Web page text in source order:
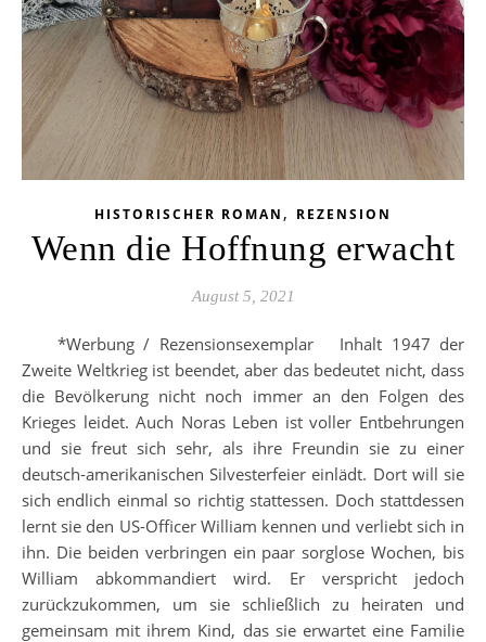
HISTORISCHER ROMAN , REZENSION
Wenn die Hoffnung erwacht
August 5, 2021
*Werbung / Rezensionsexemplar Inhalt 1947 der
Zweite Weltkrieg ist beendet, aber das bedeutet nicht, dass
die Bevölkerung nicht noch immer an den Folgen des
Krieges leidet. Auch Noras Leben ist voller Entbehrungen
und sie freut sich sehr, als ihre Freundin sie zu einer
deutsch-amerikanischen Silvesterfeier einlädt. Dort will sie
sich endlich einmal so richtig stattessen. Doch stattdessen
lernt sie den US-Officer William kennen und verliebt sich in
ihn. Die beiden verbringen ein paar sorglose Wochen, bis
William abkommandiert wird. Er verspricht jedoch
zurückzukommen, um sie schließlich zu heiraten und
gemeinsam mit ihrem Kind, das sie erwartet eine Familie